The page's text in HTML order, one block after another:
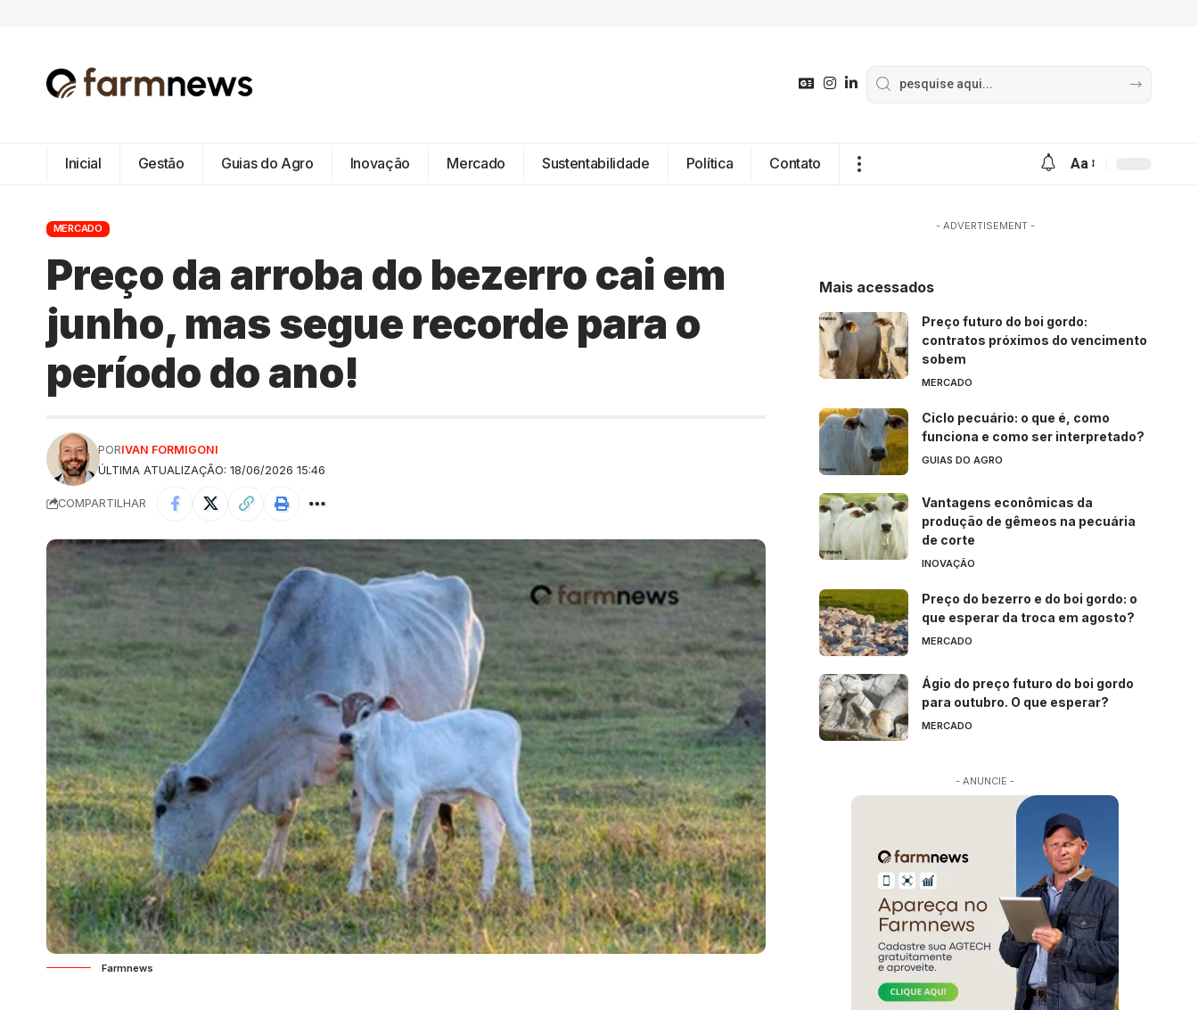
Inicial Gestão Guias do Agro Inovação Mercado Sustentabilidade Política Contato Aa
MERCADO
Preço da arroba do bezerro cai em
junho, mas segue recorde para o
período do ano!
ÚLTIMA ATUALIZAÇÃO: 18/06/2026 15:46
PORIVAN FORMIGONI
COMPARTILHAR
Farmnews
- ADVERTISEMENT -
Mais acessados
Preço futuro do boi gordo:
contratos próximos do vencimento
sobem
MERCADO
Ciclo pecuário: o que é, como
funciona e como ser interpretado?
GUIAS DO AGRO
Vantagens econômicas da
produção de gêmeos na pecuária
de corte
INOVAÇÃO
Preço do bezerro e do boi gordo: o
que esperar da troca em agosto?
MERCADO
Ágio do preço futuro do boi gordo
para outubro. O que esperar?
MERCADO
- ANUNCIE -